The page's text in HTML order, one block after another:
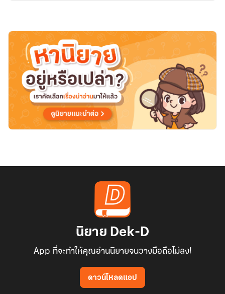
นิยาย Dek-D
App ที่จะทำให้คุณอ่านนิยายจนวางมือถือไม่ลง!
ดาวน์โหลดแอป